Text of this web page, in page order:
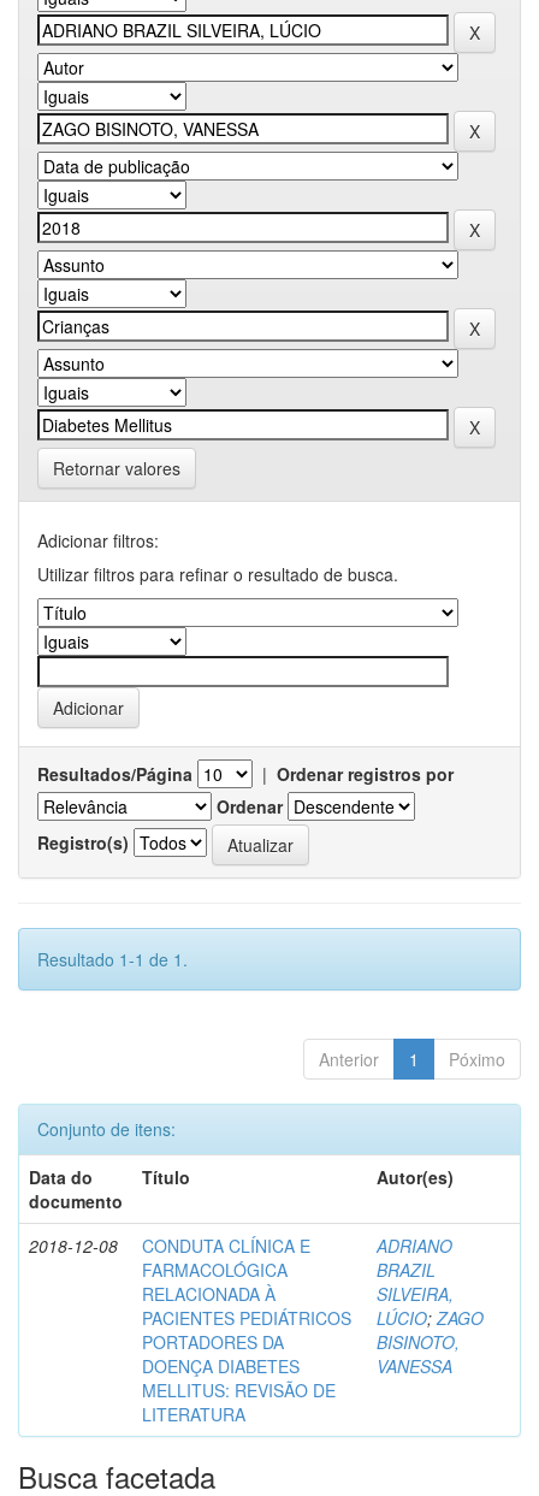
Retornar valores
Adicionar filtros:
Utilizar filtros para refinar o resultado de busca.
Resultados/Página | Ordenar registros por
Ordenar
Registro(s)
Resultado 1-1 de 1.
Anterior 1 Póximo
Conjunto de itens:
Data do
documento
Título Autor(es)
2018-12-08
CONDUTA CLÍNICA E
FARMACOLÓGICA
RELACIONADA À
PACIENTES PEDIÁTRICOS
PORTADORES DA
DOENÇA DIABETES
MELLITUS: REVISÃO DE
LITERATURA
ADRIANO
BRAZIL
SILVEIRA,
LÚCIO;ZAGO
BISINOTO,
VANESSA
Busca facetada